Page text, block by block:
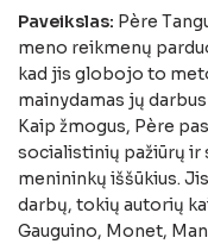
Paveikslas: Père
meno reikmenų
kad jis globojo to
mainydamas jų
Kaip žmogus, Père
socialistinių pažiūrų ir
menininkų iššūkius.
darbų, tokių autorių
Gauguino, Monet,